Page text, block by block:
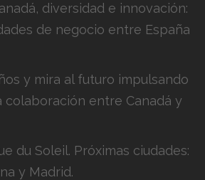
diversidad e innovación:
de negocio entre España
y mira al futuro impulsando
colaboración entre Canadá y
du Soleil. Próximas ciudades:
y Madrid.